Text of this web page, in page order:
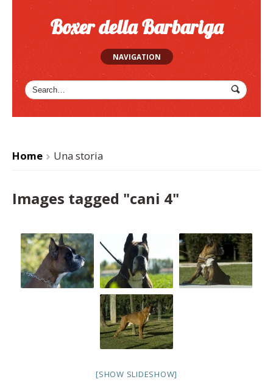
Boxer della Barbariga
NAVIGATION
Home
>
Una storia
Images tagged "cani 4"
[SHOW SLIDESHOW]